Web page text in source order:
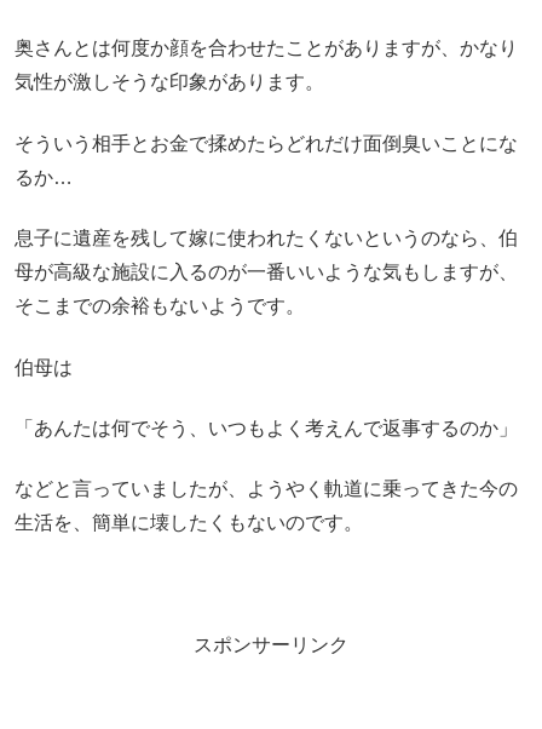
奥さんとは何度か顔を合わせたことがありますが、かなり
気性が激しそうな印象があります。
そういう相手とお金で揉めたらどれだけ面倒臭いことにな
るか…
息子に遺産を残して嫁に使われたくないというのなら、伯
母が高級な施設に入るのが一番いいような気もしますが、
そこまでの余裕もないようです。
伯母は
「あんたは何でそう、いつもよく考えんで返事するのか」
などと言っていましたが、ようやく軌道に乗ってきた今の
生活を、簡単に壊したくもないのです。
スポンサーリンク